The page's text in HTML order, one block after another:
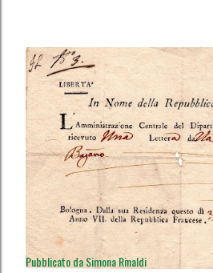
Pubblicato daSimona Rinaldi